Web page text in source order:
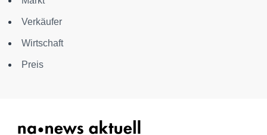
Verkäufer
Wirtschaft
Preis